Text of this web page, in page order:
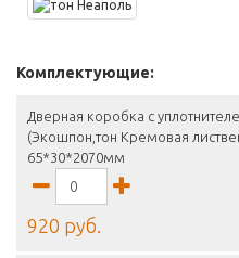
Комплектующие:
Дверная коробка с
(Экошпон,тон Кремовая
65*30*2070мм
920 руб.